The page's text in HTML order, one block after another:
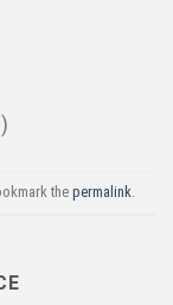
the permalink